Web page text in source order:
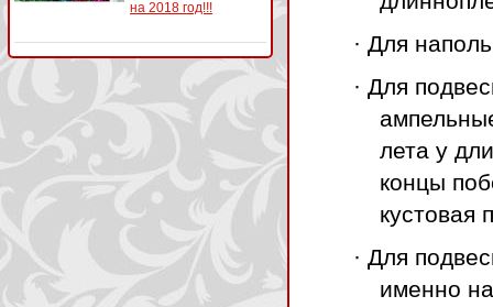
на 2018 год!!!
· Для
· Для
лета у
концы
кустовая
· Для
именно